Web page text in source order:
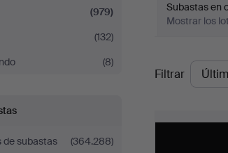
(979)
(132)
(8)
de subastas
(364.288)
Subastas en
Mostrar los
Precios
de
Filtrar